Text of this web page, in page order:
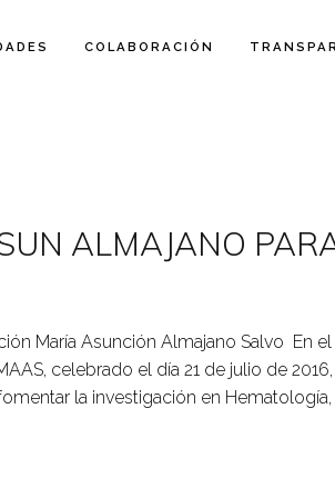
COLABORACIÓN
ALMAJANO
María Asunción Almajano Salvo En el
celebrado el día 21 de julio de 2016,
la investigación en